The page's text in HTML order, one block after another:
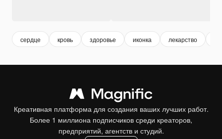
сердце кровь здоровье иконка лекарство
Креативная платформа для создания ваших лучших работ.
Более 1 миллиона подписчиков среди креаторов,
предприятий, агентств и студий.